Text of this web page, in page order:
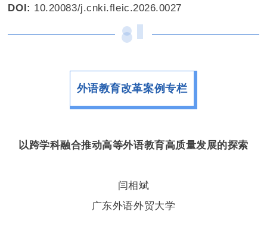
DOI: 10.20083/j.cnki.fleic.2026.0027
外语教育改革案例专栏
以跨学科融合推动高等外语教育高质量发展的探索
闫相斌
广东外语外贸大学